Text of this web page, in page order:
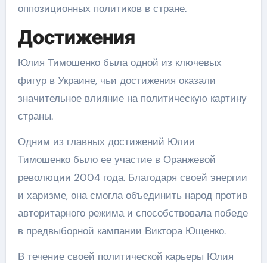
оппозиционных политиков в стране.
Достижения
Юлия Тимошенко была одной из ключевых
фигур в Украине, чьи достижения оказали
значительное влияние на политическую картину
страны.
Одним из главных достижений Юлии
Тимошенко было ее участие в Оранжевой
революции 2004 года. Благодаря своей энергии
и харизме, она смогла объединить народ против
авторитарного режима и способствовала победе
в предвыборной кампании Виктора Ющенко.
В течение своей политической карьеры Юлия